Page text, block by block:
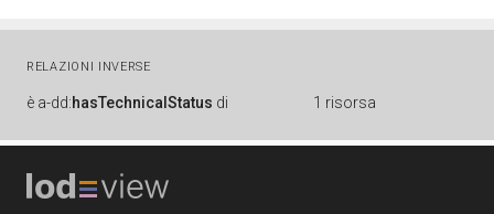
RELAZIONI INVERSE
è a-dd:hasTechnicalStatus di 1 risorsa